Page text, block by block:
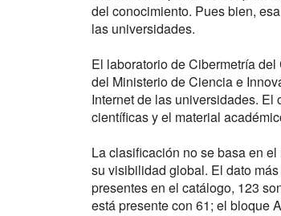
del conocimiento. Pues bien,
las universidades.
El laboratorio de Cibermetría
del Ministerio de Ciencia e
Internet de las universidades.
científicas y el material
La clasificación no se basa en
su visibilidad global. El dato
presentes en el catálogo, 123
está presente con 61; el bloque